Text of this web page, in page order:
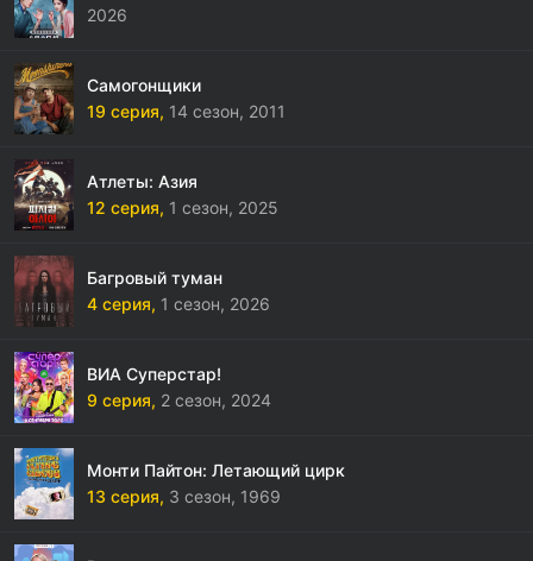
2026
Самогонщики
19 серия, 14 сезон, 2011
Атлеты: Азия
12 серия, 1 сезон, 2025
Багровый туман
4 серия, 1 сезон, 2026
ВИА Суперстар!
9 серия, 2 сезон, 2024
Монти Пайтон: Летающий цирк
13 серия, 3 сезон, 1969